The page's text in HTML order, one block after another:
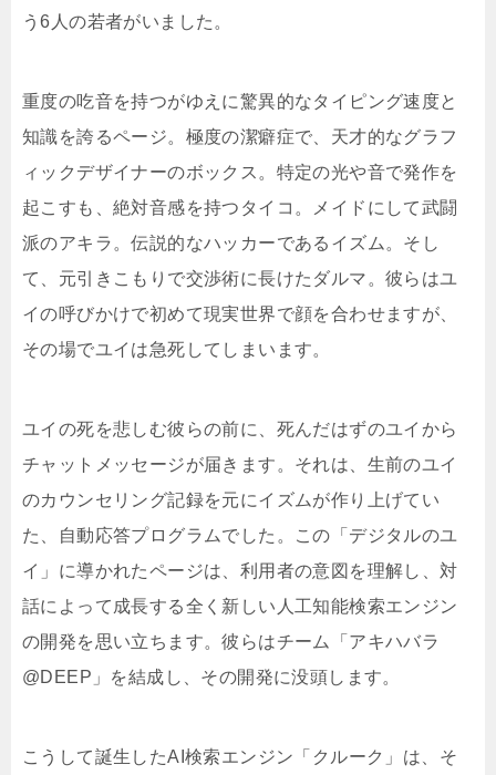
う6人の若者がいました。
重度の吃音を持つがゆえに驚異的なタイピング速度と
知識を誇るページ。極度の潔癖症で、天才的なグラフ
ィックデザイナーのボックス。特定の光や音で発作を
起こすも、絶対音感を持つタイコ。メイドにして武闘
派のアキラ。伝説的なハッカーであるイズム。そし
て、元引きこもりで交渉術に長けたダルマ。彼らはユ
イの呼びかけで初めて現実世界で顔を合わせますが、
その場でユイは急死してしまいます。
ユイの死を悲しむ彼らの前に、死んだはずのユイから
チャットメッセージが届きます。それは、生前のユイ
のカウンセリング記録を元にイズムが作り上げてい
た、自動応答プログラムでした。この「デジタルのユ
イ」に導かれたページは、利用者の意図を理解し、対
話によって成長する全く新しい人工知能検索エンジン
の開発を思い立ちます。彼らはチーム「アキハバラ
@DEEP」を結成し、その開発に没頭します。
こうして誕生したAI検索エンジン「クルーク」は、そ